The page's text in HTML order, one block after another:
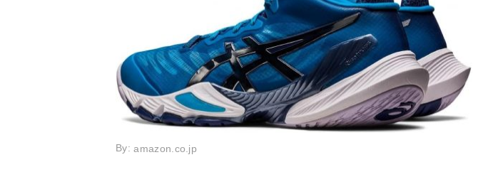
By:amazon.co.jp